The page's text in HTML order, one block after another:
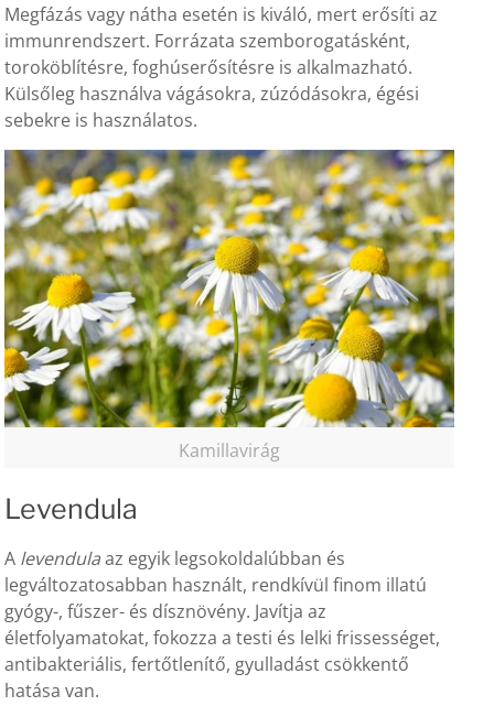
Megfázás vagy nátha esetén is kiváló, mert erősíti az
immunrendszert. Forrázata szemborogatásként,
toroköblítésre, foghúserősítésre is alkalmazható.
Külsőleg használva vágásokra, zúzódásokra, égési
sebekre is használatos.
Kamillavirág
Levendula
A levendulaaz egyik legsokoldalúbban és
legváltozatosabban használt, rendkívül finom illatú
gyógy-, fűszer- és dísznövény. Javítja az
életfolyamatokat, fokozza a testi és lelki frissességet,
antibakteriális, fertőtlenítő, gyulladást csökkentő
hatása van.